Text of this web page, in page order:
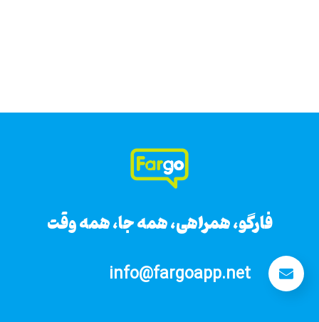
فارگو، همراهی، همه جا، همه وقت
info@fargoapp.net